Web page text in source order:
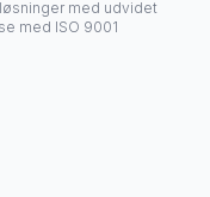
med udvidet
med ISO 9001